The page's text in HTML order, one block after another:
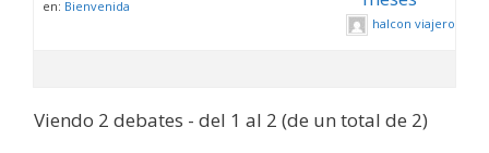
en: Bienvenida
halcon viajero
Viendo 2 debates - del 1 al 2 (de un total de 2)